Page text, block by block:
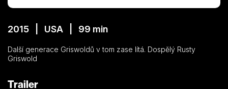
2015 | USA | 99 min
Další generace Griswoldů v tom zase lítá. Dospělý Rusty
Griswold
Trailer